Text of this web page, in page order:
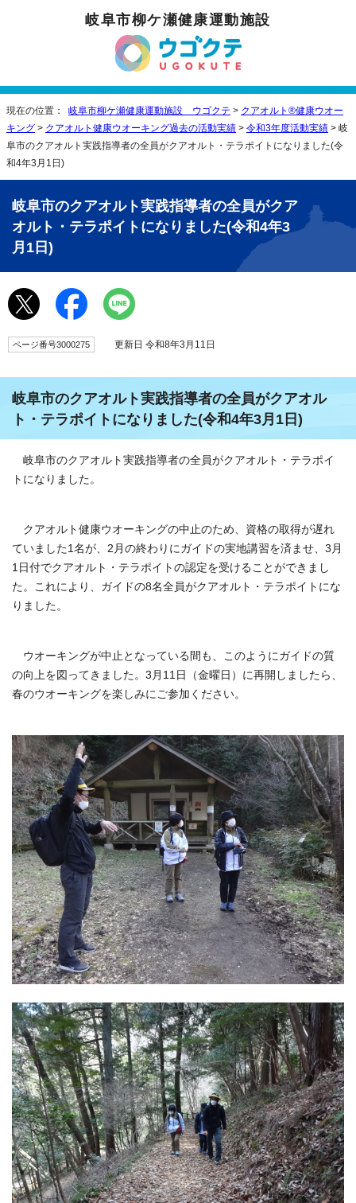
岐阜市柳ケ瀬健康運動施設
現在の位置： 岐阜市柳ケ瀬健康運動施設 ウゴクテ > クアオルト®健康ウオー
キング > クアオルト健康ウオーキング過去の活動実績 > 令和3年度活動実績 > 岐
阜市のクアオルト実践指導者の全員がクアオルト・テラポイトになりました(令
和4年3月1日)
岐阜市のクアオルト実践指導者の全員がクア
オルト・テラポイトになりました(令和4年3
月1日)
ページ番号3000275 更新日 令和8年3月11日
岐阜市のクアオルト実践指導者の全員がクアオル
ト・テラポイトになりました(令和4年3月1日)
岐阜市のクアオルト実践指導者の全員がクアオルト・テラポイ
トになりました。
クアオルト健康ウオーキングの中止のため、資格の取得が遅れ
ていました1名が、2月の終わりにガイドの実地講習を済ませ、3月
1日付でクアオルト・テラポイトの認定を受けることができまし
た。これにより、ガイドの8名全員がクアオルト・テラポイトにな
りました。
ウオーキングが中止となっている間も、このようにガイドの質
の向上を図ってきました。3月11日（金曜日）に再開しましたら、
春のウオーキングを楽しみにご参加ください。